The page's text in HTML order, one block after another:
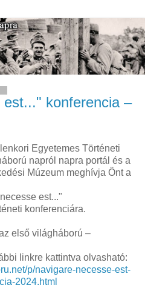
konferencia –
Egyetemes Történeti
napról napra portál és a
Múzeum meghívja Önt a
est..."
konferenciára.
első világháború –
linkre kattintva olvasható:
p/navigare-necesse-est-
2024.html